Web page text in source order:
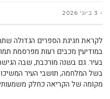
3 ביוני 2026
במודיעין מכבים רעות מפרסמת
בעיר. גם בשנה מורכבת, שבה
בשל המלחמה, תושבי העיר
מקומה של הקריאה כחלק